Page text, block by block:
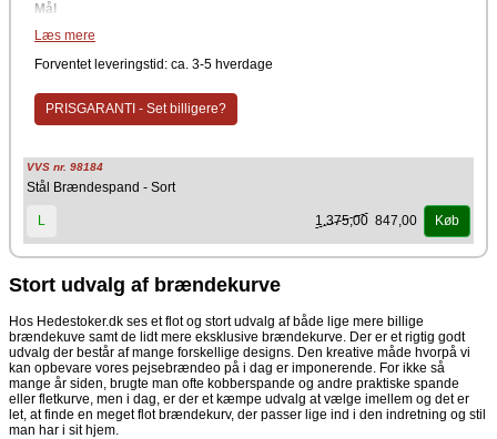
Mål
H:29 cm
Spanden er lavet i stål med en kraftig overfaldelakering i matsort.
Overfladen er let at rengøre blot med lunktent vand. Denne
er fordybninger ned i stålet med en flot sort stålkrans/kant rundt i
toppen, der går hele vejen rundt.
Flot rund med en diameter der er stor nok til almindelig størrelses
brændestykker. Den runde facon gør, at der ikke kan placeres træ ud til
kanterne, men der er en god højde og spanden optager minimal
gulvplads. Den er enkel, diskret og tidløs. Er man til det smukke
nordiske design, er denne pulverlakerede matsorte model noget af det
være flot på børneværelse til opbevaring af f.eks. legesager. Den er
solid og mister ikke facon selvom der er meget fyldt i den.
Læs mere
Forventet leveringstid: ca. 3-5 hverdage
PRISGARANTI - Set billigere?
VVS nr. 98184
Stål Brændespand - Sort
L 1.375,00 847,00 Køb
Stort udvalg af brændekurve
Hos Hedestoker.dk ses et flot og stort udvalg af både lige mere billige
brændekuve samt de lidt mere eksklusive brændekurve. Der er et rigtig godt
udvalg der består af mange forskellige designs. Den kreative måde hvorpå vi
kan opbevare vores pejsebrændeo på i dag er imponerende. For ikke så
mange år siden, brugte man ofte kobberspande og andre praktiske spande
eller fletkurve, men i dag, er der et kæmpe udvalg at vælge imellem og det er
let, at finde en meget flot brændekurv, der passer lige ind i den indretning og stil
man har i sit hjem.